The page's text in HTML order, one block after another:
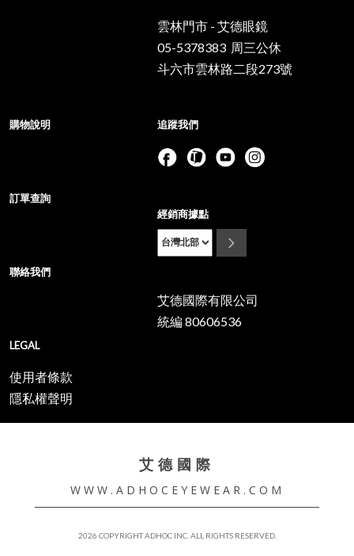
雲林門市 - 艾德眼鏡
05-5378383 周三公休
斗六市雲林路二段273號
購物說明
訂單查詢
聯絡我們
LEGAL
使用者條款
隱私權聲明
追蹤我們
經銷商據點
艾德國際有限公司
統編 80606536
艾德國際
WWW.ADHOCEYEWEAR.COM
2026 COPYRIGHT ADHOC INC. ALL RIGHTS RESERVED.